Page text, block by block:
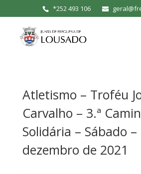
*252 493 106
Atletismo – Troféu
Carvalho – 3.ª
Solidária – Sábado –
dezembro de 2021